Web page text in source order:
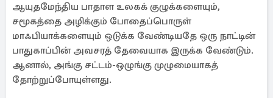
ஆயுதமேந்திய பாதாள உலகக் குழுக்களையும்,
சமூகத்தை அழிக்கும் போதைப்பொருள்
மாஃபியாக்களையும் ஒடுக்க வேண்டியதே ஒரு நாட்டின்
பாதுகாப்பின் அவசரத் தேவையாக இருக்க வேண்டும்.
ஆனால், அங்கு சட்டம்-ஒழுங்கு முழுமையாகத்
தோற்றுப்போயுள்ளது.